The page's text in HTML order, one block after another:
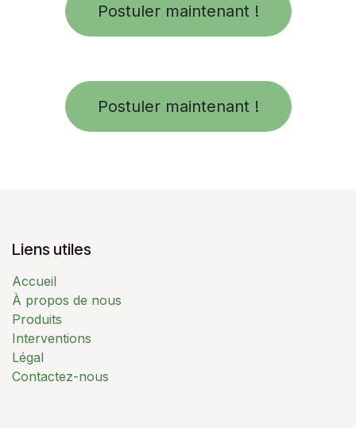
Postuler maintenant !
Postuler maintenant !
Liens utiles
Accueil
À propos de nous
Produits
Interventions
Légal
Contactez-nous